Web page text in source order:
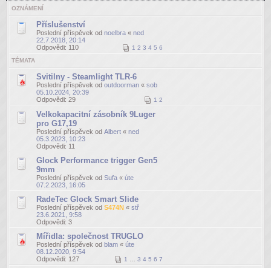
OZNÁMENÍ
Příslušenství
Poslední příspěvek od noelbra « ned
22.7.2018, 20:14
Odpovědi: 110 1 2 3 4 5 6
TÉMATA
Svitilny - Steamlight TLR-6
Poslední příspěvek od outdoorman « sob
05.10.2024, 20:39
Odpovědi: 29 1 2
Velkokapacitní zásobník 9Luger
pro G17,19
Poslední příspěvek od Albert « ned
05.3.2023, 10:23
Odpovědi: 11
Glock Performance trigger Gen5
9mm
Poslední příspěvek od Sufa « úte
07.2.2023, 16:05
RadeTec Glock Smart Slide
Poslední příspěvek od S474N « stř
23.6.2021, 9:58
Odpovědi: 3
Mířidla: společnost TRUGLO
Poslední příspěvek od blam « úte
08.12.2020, 9:54
Odpovědi: 127 1 3 4 5 6 7